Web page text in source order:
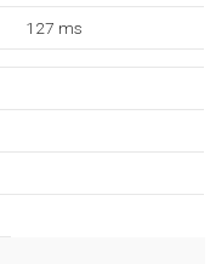
127 ms